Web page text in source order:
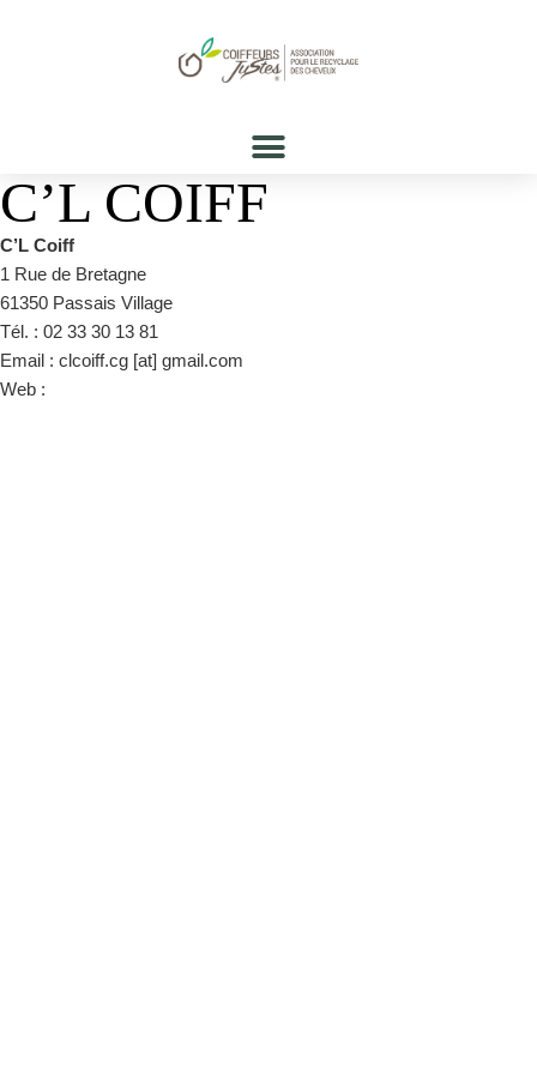
C’L COIFF
C’L Coiff
1 Rue de Bretagne
61350 Passais Village
Tél. : 02 33 30 13 81
Email : clcoiff.cg [at] gmail.com
Web :